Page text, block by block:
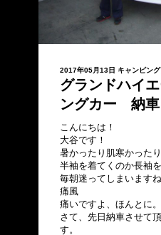
2017年05月13日 キャンピン
グランドハイ
ングカー 納車
こんにちは！
大谷です！
暑かったり肌寒かったり
半袖を着てくのか長袖
毎朝迷ってしまいますね
痛風
痛いですよ、ほんとに。
さて、先日納車させて
す。